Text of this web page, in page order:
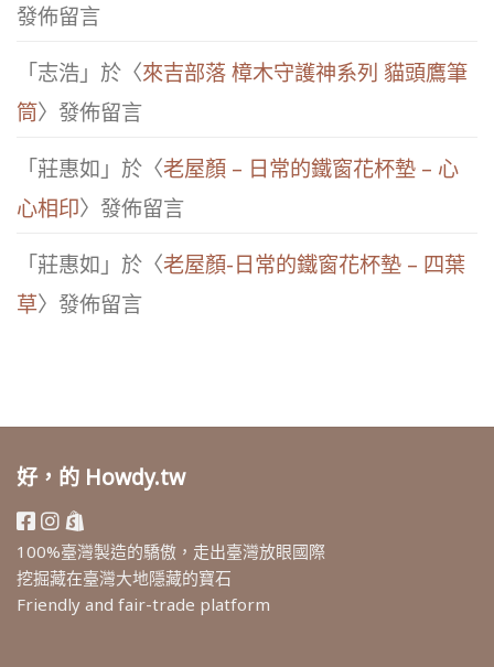
發佈留言
「志浩」於〈來吉部落 樟木守護神系列 貓頭鷹筆
筒〉發佈留言
「莊惠如 」於〈老屋顏 – 日常的鐵窗花杯墊 – 心
心相印〉發佈留言
「莊惠如 」於〈老屋顏-日常的鐵窗花杯墊 – 四葉
草〉發佈留言
好，的 Howdy.tw
100%臺灣製造的驕傲，走出臺灣放眼國際
挖掘藏在臺灣大地隱藏的寶石
Friendly and fair-trade platform